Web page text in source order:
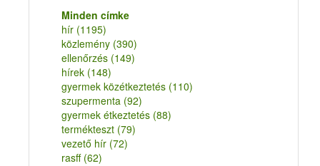
Minden címke
hír (1195)
közlemény (390)
ellenőrzés (149)
hírek (148)
gyermek közétkeztetés (110)
szupermenta (92)
gyermek étkeztetés (88)
termékteszt (79)
vezető hír (72)
rasff (62)